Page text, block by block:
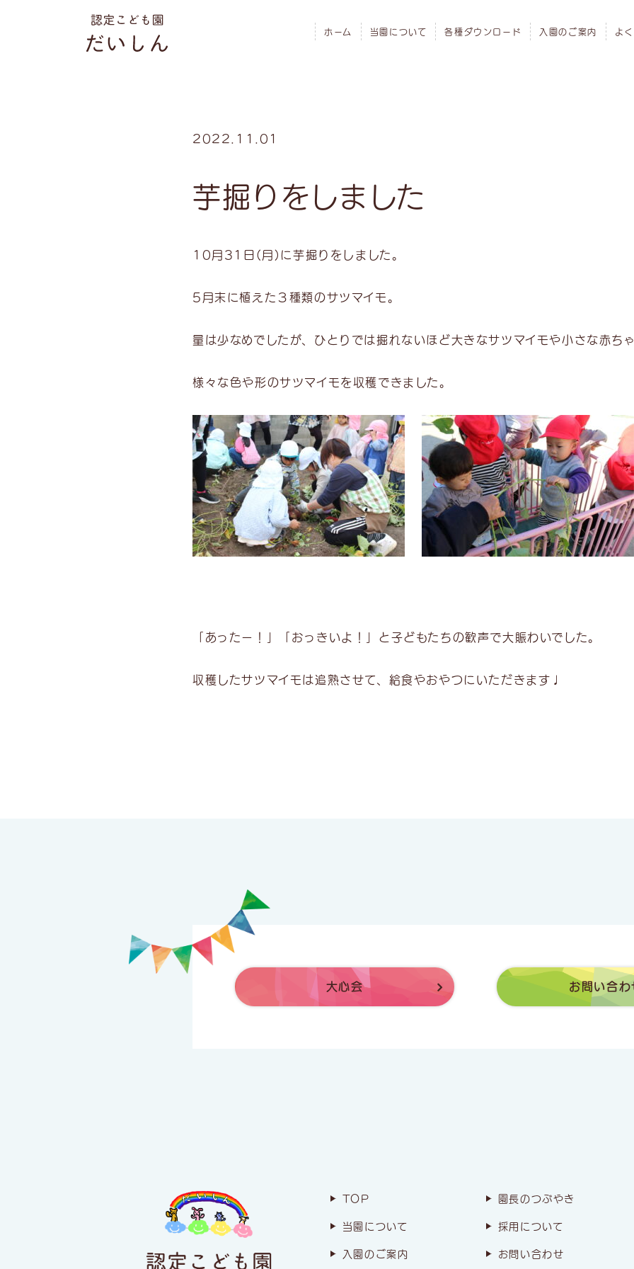
ホーム 当園について 各種ダウンロード 入園のご案内 よ
2022.11.01
芋掘りをしました
10月31日(月)に芋掘りをしました。
5月末に植えた３種類のサツマイモ。
量は少なめでしたが、ひとりでは掘れないほど大きなサツマイモや小さな赤ち
様々な色や形のサツマイモを収穫できました。
「あったー！」「おっきいよ！」と子どもたちの歓声で大賑わいでした。
収穫したサツマイモは追熟させて、給食やおやつにいただきます♩
大心会 お問い合わ
TOP
当園について
入園のご案内
園長のつぶやき
採用について
お問い合わせ